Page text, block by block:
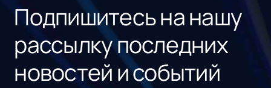
Подпишитесь на нашу
рассылку последних
новостей и событий